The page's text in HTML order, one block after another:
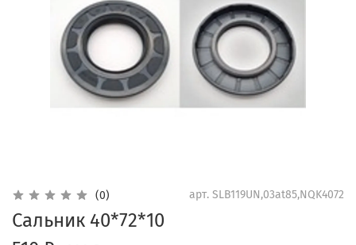
(0) арт. SLB119UN,03at85,NQK4072
Сальник 40*72*10